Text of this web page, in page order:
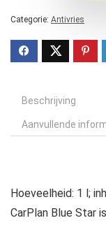
Categorie: Antivries
Beschrijving
Aanvullende
Hoeveelheid: 1 l;
CarPlan Blue Star